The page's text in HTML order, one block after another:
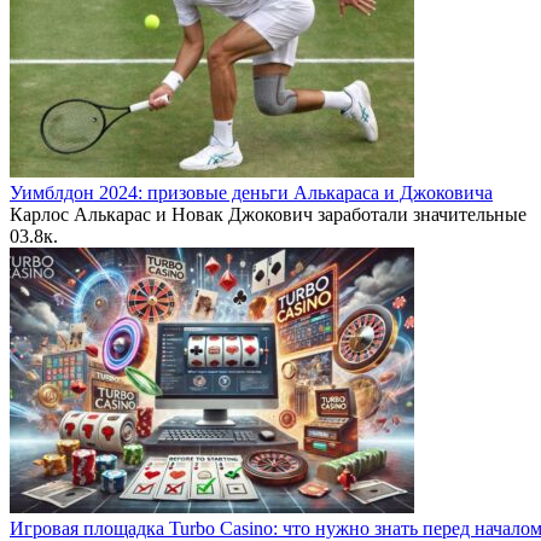
Уимблдон 2024: призовые деньги Алькараса и Джоковича
Карлос Алькарас и Новак Джокович заработали значительные
03.8к.
Игровая площадка Turbo Casino: что нужно знать перед